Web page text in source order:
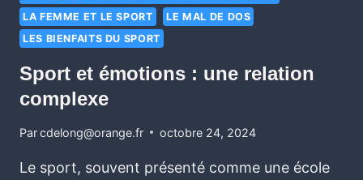
LA FEMME ET LE SPORT
LE MAL DE DOS
LES BIENFAITS DU SPORT
Sport et émotions : une relation
complexe
Parcdelong@orange.fr octobre 24, 2024
Le sport, souvent présenté comme une école